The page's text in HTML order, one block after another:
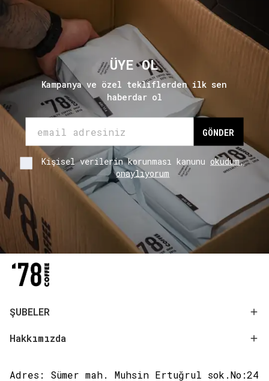
ÜYE OL
Kampanya ve özel tekliflerden ilk sen
haberdar ol
GÖNDER
Kişisel verilerin korunması kanunu okudum,
onaylıyorum
ŞUBELER
Hakkımızda
Adres: Sümer mah. Muhsin Ertuğrul sok.No:24